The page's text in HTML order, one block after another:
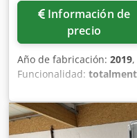
Información de
precio
Año de fabricación: 2019
Funcionalidad:
segunda mano para la
(pulpa moldeada) –
segunda mano para la
utilizada para fabricar